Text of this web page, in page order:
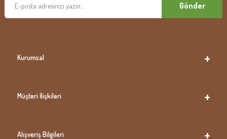
Gönder
Kurumsal
Müşteri İlişkileri
Alışveriş Bilgileri